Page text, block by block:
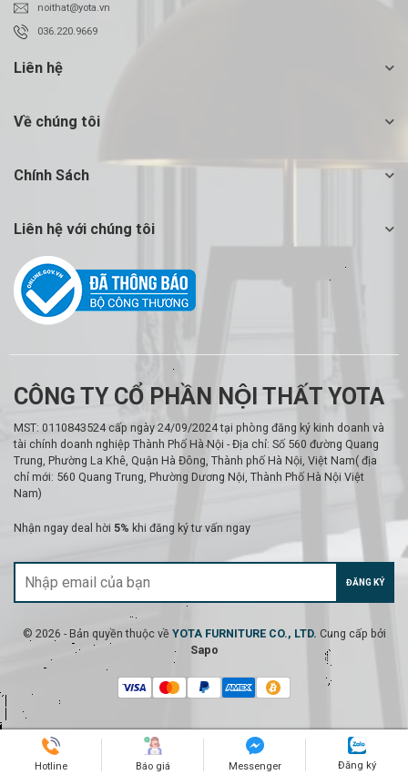
noithat@yota.vn
036.220.9669
Liên hệ
Về chúng tôi
Chính Sách
Liên hệ với chúng tôi
CÔNG TY CỔ PHẦN NỘI THẤT YOTA
MST: 0110843524 cấp ngày 24/09/2024 tại phòng đăng ký kinh doanh và
tài chính doanh nghiệp Thành Phố Hà Nội - Địa chỉ: Số 560 đường Quang
Trung, Phường La Khê, Quận Hà Đông, Thành phố Hà Nội, Việt Nam( địa
chỉ mới: 560 Quang Trung, Phường Dương Nội, Thành Phố Hà Nội Việt
Nam)
Nhận ngay deal hời 5% khi đăng ký tư vấn ngay
ĐĂNG KÝ
© 2026 - Bản quyền thuộc về YOTA FURNITURE CO., LTD. Cung cấp bởi
Sapo
Hotline Báo giá Messenger Đăng ký